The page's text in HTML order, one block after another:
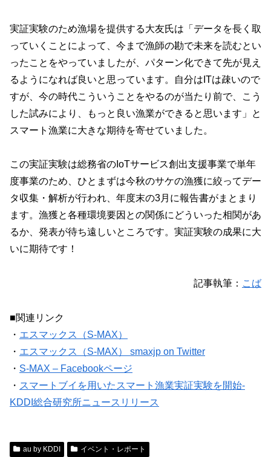
実証実験のため漁場を提供する大友氏は「データを長く取
っていくことによって、今まで漁師の勘で未来を読むとい
ったことをやっていましたが、パターン化できて先が見え
るようになれば良いと思っています。自分はITは疎いので
すが、今の時代こういうことをやるのが当たり前で、こう
した試みにより、もっと良い漁業ができると思います」と
スマート漁業に大きな期待を寄せていました。
この実証実験は総務省のIoTサービス創出支援事業で単年
度事業のため、ひとまずは今秋のサケの漁獲に絞ってデー
タ収集・解析が行われ、年度末の3月に報告書がまとまり
ます。漁獲と各種環境要因との関係にどういった相関があ
るか、発表が待ち遠しいところです。実証実験の成果に大
いに期待です！
記事執筆： こば
■関連リンク
・ エスマックス（S-MAX）
・ エスマックス（S-MAX） smaxjp on Twitter
・ S-MAX – Facebookページ
・ スマートブイを用いたスマート漁業実証実験を開始-
KDDI総合研究所ニュースリリース
au by KDDI イベント・レポート